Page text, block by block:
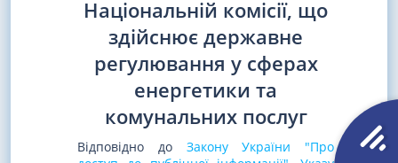
Національній комісії, що
здійснює державне
регулювання у сферах
енергетики та
комунальних послуг
Відповідно до Закону України "Про